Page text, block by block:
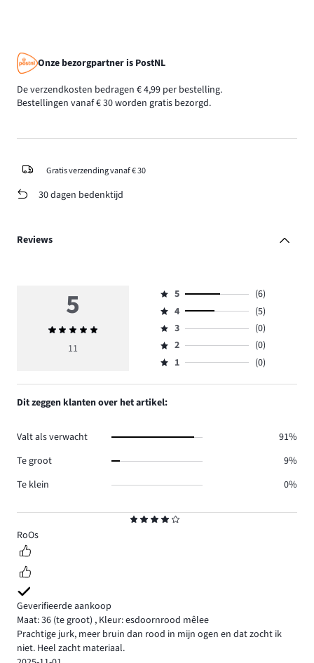
Onze bezorgpartner is PostNL
De verzendkosten bedragen € 4,99 per bestelling.
Bestellingen vanaf € 30 worden gratis bezorgd.
Gratis verzending vanaf € 30
30 dagen bedenktijd
Reviews
4
RoOs
Geverifieerde aankoop
Maat: 36 (te groot) , Kleur: esdoornrood mêlee
Prachtige jurk, meer bruin dan rood in mijn ogen en dat zocht ik
niet. Heel zacht materiaal.
5
Gemiddelde
beoordeling
11
Beoordeling
5,
aantal
reviews
6.
5
(6)
Beoordeling
4,
aantal
reviews
4
(5)
Beoordeling
3,
aantal
3
(0)
Beoordeling
2,
0.
2
(0)
Beoordeling
1,
aantal
reviews
1 (0)
Dit zeggen klanten over het artikel:
Valt als verwacht
91%
Te groot
9%
Te klein
0%